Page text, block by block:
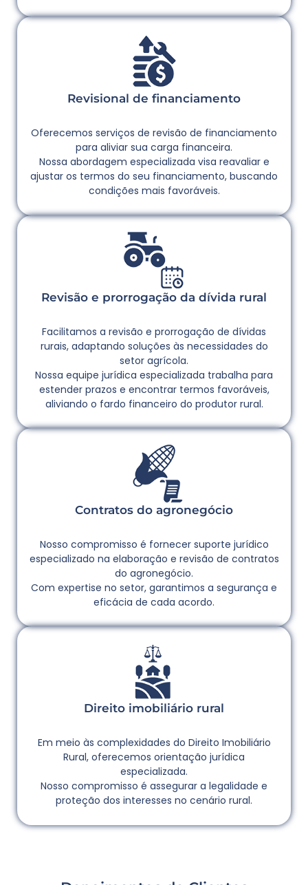
Revisional de financiamento
Oferecemos serviços de revisão de financiamento
para aliviar sua carga financeira.
Nossa abordagem especializada visa reavaliar e
ajustar os termos do seu financiamento, buscando
condições mais favoráveis.
Revisão e prorrogação da dívida rural
Facilitamos a revisão e prorrogação de dívidas
rurais, adaptando soluções às necessidades do
setor agrícola.
Nossa equipe jurídica especializada trabalha para
estender prazos e encontrar termos favoráveis,
aliviando o fardo financeiro do produtor rural.
Contratos do agronegócio
Nosso compromisso é fornecer suporte jurídico
especializado na elaboração e revisão de contratos
do agronegócio.
Com expertise no setor, garantimos a segurança e
eficácia de cada acordo.
Direito imobiliário rural
Em meio às complexidades do Direito Imobiliário
Rural, oferecemos orientação jurídica
especializada.
Nosso compromisso é assegurar a legalidade e
proteção dos interesses no cenário rural.